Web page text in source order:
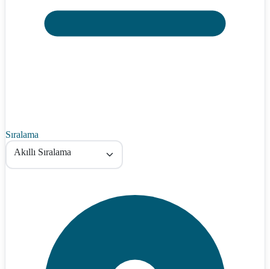
Sıralama
Akıllı Sıralama